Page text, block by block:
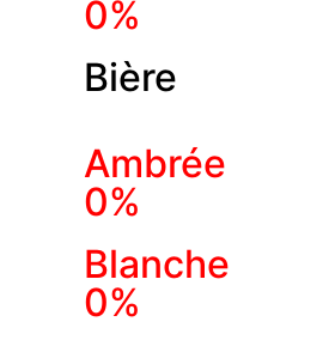
0%
Bière
Ambrée
0%
Blanche
0%